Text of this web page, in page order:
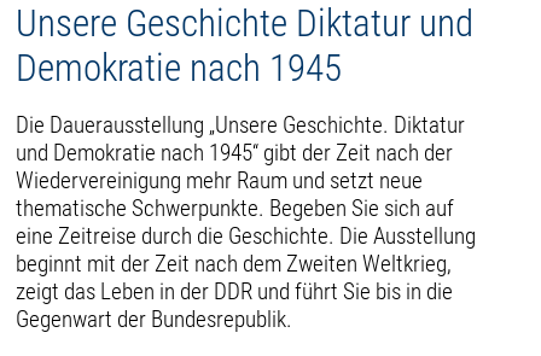
Unsere Geschichte Diktatur und
Demokratie nach 1945
Die Dauerausstellung „Unsere Geschichte. Diktatur
und Demokratie nach 1945“ gibt der Zeit nach der
Wiedervereinigung mehr Raum und setzt neue
thematische Schwerpunkte. Begeben Sie sich auf
eine Zeitreise durch die Geschichte. Die Ausstellung
beginnt mit der Zeit nach dem Zweiten Weltkrieg,
zeigt das Leben in der DDR und führt Sie bis in die
Gegenwart der Bundesrepublik.